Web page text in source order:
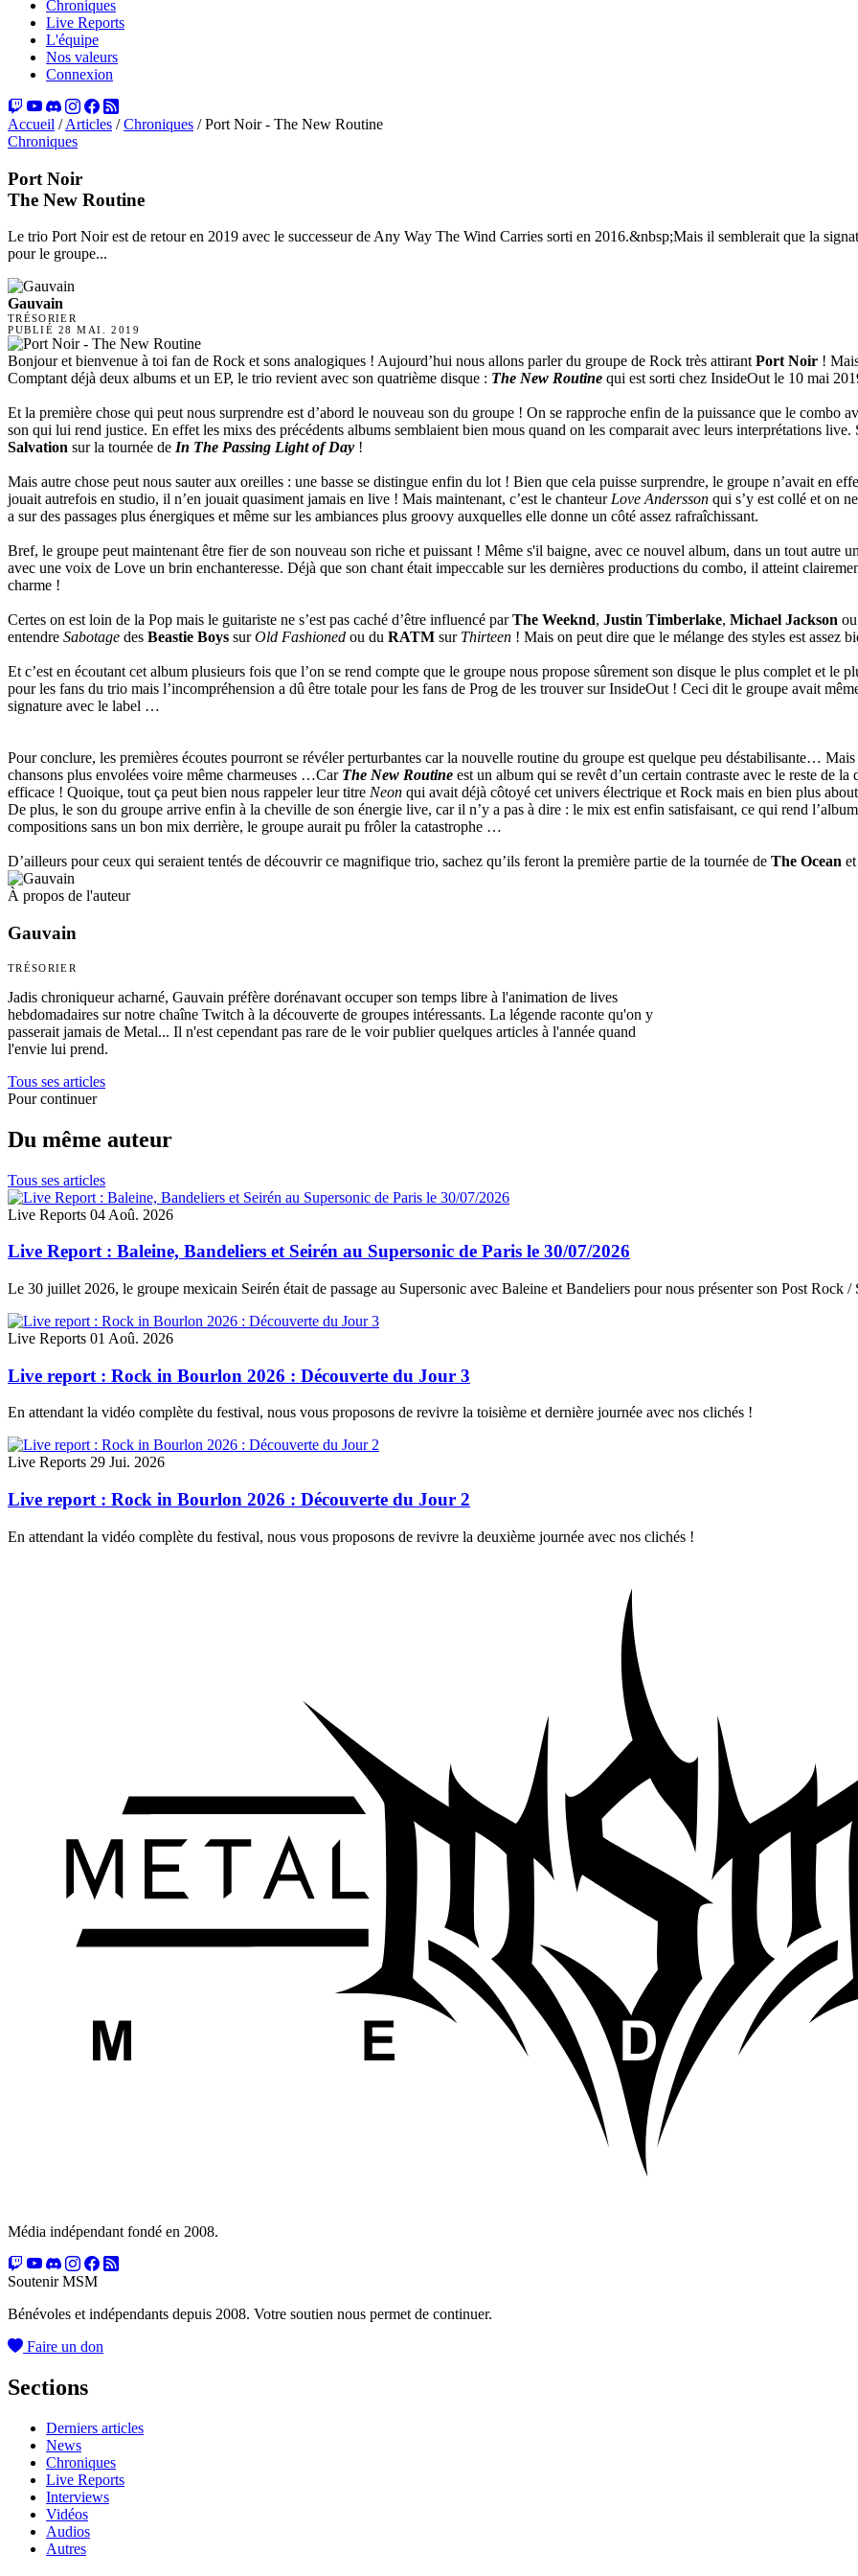
Chroniques
Live Reports
L'équipe
Nos valeurs
Connexion
Accueil / Articles / Chroniques / Port Noir - The New Routine
Chroniques
Port Noir
The New Routine
Le trio Port Noir est de retour en 2019 avec le successeur de Any Way The Wind Carries sorti en 2016.&nbsp;Mais il semblerait que la
pour le groupe...
Gauvain
TRÉSORIER
PUBLIÉ 28 MAI. 2019
Bonjour et bienvenue à toi fan de Rock et sons analogiques ! Aujourd’hui nous allons parler du groupe de Rock très attirant Port Noir !
Comptant déjà deux albums et un EP, le trio revient avec son quatrième disque : The New Routine qui est sorti chez InsideOut le 10 mai
Et la première chose qui peut nous surprendre est d’abord le nouveau son du groupe ! On se rapproche enfin de la puissance que le combo
son qui lui rend justice. En effet les mixs des précédents albums semblaient bien mous quand on les comparait avec leurs interprétations
Salvation sur la tournée de In The Passing Light of Day !
Mais autre chose peut nous sauter aux oreilles : une basse se distingue enfin du lot ! Bien que cela puisse surprendre, le groupe n’avait en
jouait autrefois en studio, il n’en jouait quasiment jamais en live ! Mais maintenant, c’est le chanteur Love Andersson qui s’y est collé et on
a sur des passages plus énergiques et même sur les ambiances plus groovy auxquelles elle donne un côté assez rafraîchissant.
Bref, le groupe peut maintenant être fier de son nouveau son riche et puissant ! Même s'il baigne, avec ce nouvel album, dans un tout autre
avec une voix de Love un brin enchanteresse. Déjà que son chant était impeccable sur les dernières productions du combo, il atteint
charme !
Certes on est loin de la Pop mais le guitariste ne s’est pas caché d’être influencé parThe Weeknd, Justin Timberlake, Michael Jackson
entendre Sabotage des Beastie Boys surOld Fashioned ou du RATM sur Thirteen ! Mais on peut dire que le mélange des styles est assez
Et c’est en écoutant cet album plusieurs fois que l’on se rend compte que le groupe nous propose sûrement son disque le plus complet et le
pour les fans du trio mais l’incompréhension a dû être totale pour les fans de Prog de les trouver sur InsideOut ! Ceci dit le groupe avait
signature avec le label …
Pour conclure, les premières écoutes pourront se révéler perturbantes car la nouvelle routine du groupe est quelque peu déstabilisante…
chansons plus envolées voire même charmeuses …Car The New Routine est un album qui se revêt d’un certain contraste avec le reste de
efficace ! Quoique, tout ça peut bien nous rappeler leur titre Neon qui avait déjà côtoyé cet univers électrique et Rock mais en bien plus
De plus, le son du groupe arrive enfin à la cheville de son énergie live, car il n’y a pas à dire : le mix est enfin satisfaisant, ce qui rend
compositions sans un bon mix derrière, le groupe aurait pu frôler la catastrophe …
D’ailleurs pour ceux qui seraient tentés de découvrir ce magnifique trio, sachez qu’ils feront la première partie de la tournée de The Ocean et
À propos de l'auteur
Gauvain
TRÉSORIER
Jadis chroniqueur acharné, Gauvain préfère dorénavant occuper son temps libre à l'animation de lives
hebdomadaires sur notre chaîne Twitch à la découverte de groupes intéressants. La légende raconte qu'on y
passerait jamais de Metal... Il n'est cependant pas rare de le voir publier quelques articles à l'année quand
l'envie lui prend.
Tous ses articles
Pour continuer
Du même auteur
Tous ses articles
Live Reports 04 Aoû. 2026
Live Report : Baleine, Bandeliers et Seirén au Supersonic de Paris le 30/07/2026
Le 30 juillet 2026, le groupe mexicain Seirén était de passage au Supersonic avec Baleine et Bandeliers pour nous présenter son Post Rock /
Live Reports 01 Aoû. 2026
Live report : Rock in Bourlon 2026 : Découverte du Jour 3
En attendant la vidéo complète du festival, nous vous proposons de revivre la toisième et dernière journée avec nos clichés !
Live Reports 29 Jui. 2026
Live report : Rock in Bourlon 2026 : Découverte du Jour 2
En attendant la vidéo complète du festival, nous vous proposons de revivre la deuxième journée avec nos clichés !
Média indépendant fondé en 2008.
Soutenir MSM
Bénévoles et indépendants depuis 2008. Votre soutien nous permet de continuer.
Faire un don
Sections
Derniers articles
News
Chroniques
Live Reports
Interviews
Vidéos
Audios
Autres